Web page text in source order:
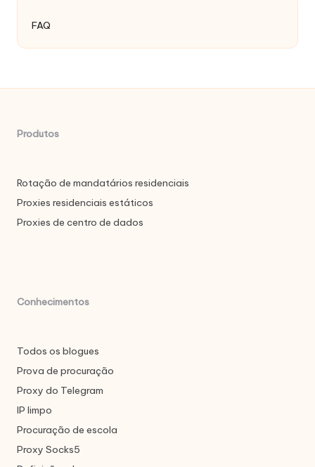
FAQ
Produtos
Rotação de mandatários residenciais
Proxies residenciais estáticos
Proxies de centro de dados
Conhecimentos
Todos os blogues
Prova de procuração
Proxy do Telegram
IP limpo
Procuração de escola
Proxy Socks5